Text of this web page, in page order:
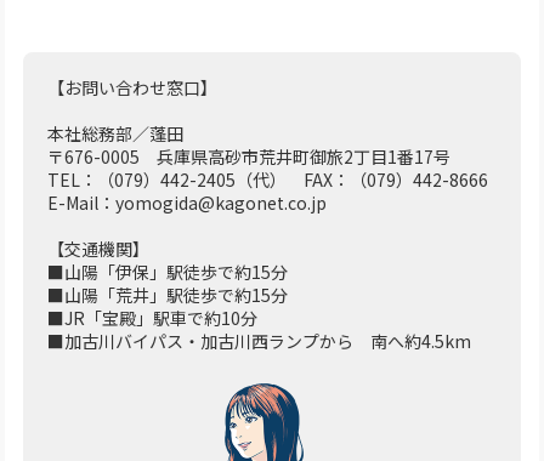
【お問い合わせ窓口】
本社総務部／蓬田
〒676-0005 兵庫県高砂市荒井町御旅2丁目1番17号
TEL：（079）442-2405（代） FAX：（079）442-8666
E-Mail：yomogida@kagonet.co.jp
【交通機関】
■山陽「伊保」駅徒歩で約15分
■山陽「荒井」駅徒歩で約15分
■JR「宝殿」駅車で約10分
■加古川バイパス・加古川西ランプから 南へ約4.5km